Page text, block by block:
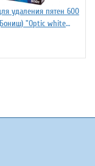
удаления пятен 600
(Бониш) "Optic white